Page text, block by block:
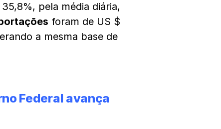
pela média diária,
foram de US $
a mesma base de
Federal avança